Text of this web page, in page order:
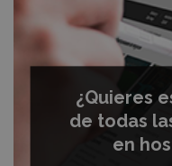
¿Quieres
de todas
en